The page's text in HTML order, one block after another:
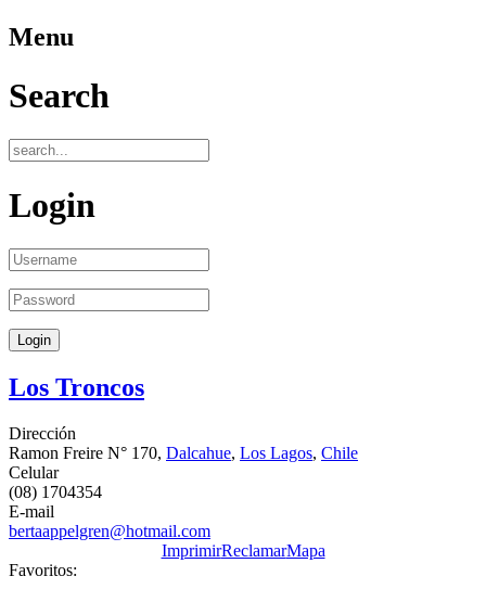
Menu
Search
Login
Los Troncos
Dirección
Ramon Freire N° 170, Dalcahue, Los Lagos, Chile
Celular
(08) 1704354
E-mail
bertaappelgren@hotmail.com
ImprimirReclamarMapa
Favoritos: